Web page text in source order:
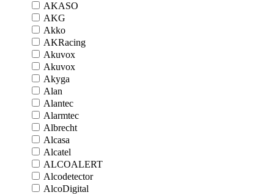
AKASO
AKG
Akko
AKRacing
Akuvox
Akuvox
Akyga
Alan
Alantec
Alarmtec
Albrecht
Alcasa
Alcatel
ALCOALERT
Alcodetector
AlcoDigital